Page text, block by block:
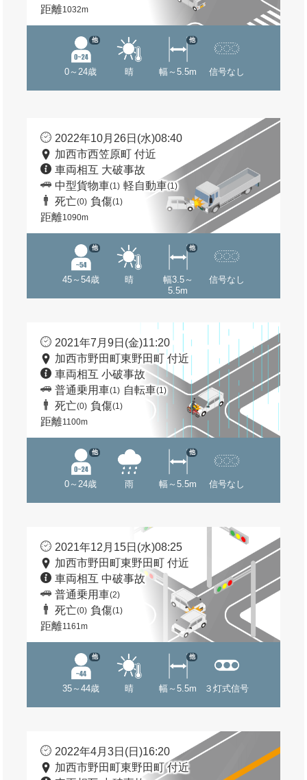
距離1032m
0～24歳
他
晴 幅～5.5m
他
信号なし
2022年10月26日(水)08:40
加西市西笠原町 付近
車両相互 大破事故
中型貨物車(1) 軽自動車(1)
死亡(0) 負傷(1)
距離1090m
45～54歳
他
晴
幅3.5～
5.5m
他
信号なし
2021年7月9日(金)11:20
加西市野田町東野田町 付近
車両相互 小破事故
普通乗用車(1) 自転車(1)
死亡(0) 負傷(1)
距離1100m
0～24歳
他
雨 幅～5.5m
他
信号なし
2021年12月15日(水)08:25
加西市野田町東野田町 付近
車両相互 中破事故
普通乗用車(2)
死亡(0) 負傷(1)
距離1161m
35～44歳
他
晴 幅～5.5m
他
３灯式信号
2022年4月3日(日)16:20
加西市野田町東野田町 付近